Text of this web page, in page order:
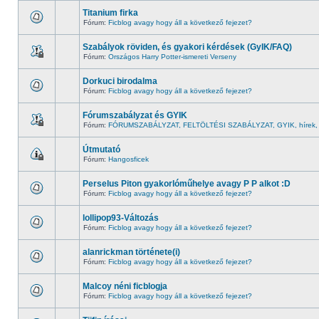
Titanium firka
Fórum: Ficblog avagy hogy áll a következő fejezet?
Szabályok röviden, és gyakori kérdések (GyIK/FAQ)
Fórum: Országos Harry Potter-ismereti Verseny
Dorkuci birodalma
Fórum: Ficblog avagy hogy áll a következő fejezet?
Fórumszabályzat és GYIK
Fórum: FÓRUMSZABÁLYZAT, FELTÖLTÉSI SZABÁLYZAT, GYIK,
Útmutató
Fórum: Hangosficek
Perselus Piton gyakorlóműhelye avagy P P alkot :D
Fórum: Ficblog avagy hogy áll a következő fejezet?
lollipop93-Változás
Fórum: Ficblog avagy hogy áll a következő fejezet?
alanrickman története(i)
Fórum: Ficblog avagy hogy áll a következő fejezet?
Malcoy néni ficblogja
Fórum: Ficblog avagy hogy áll a következő fejezet?